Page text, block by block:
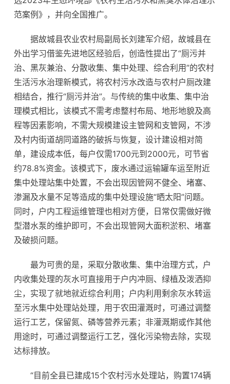
范案例》，并向全国推广。
据故城县农业农村局副局长刘建军介绍，故城县在
外出学习借鉴先进地区经验后，创造性提出了“厕污并
治、黑灰兼治、分散收集、集中处理、综合利用”的农村
生活污水治理新模式，将农村污水改造与农村户厕改建
相结合，推行“厕污并治”。与传统的集中收集、集中治
理模式相比，该模式不需考虑整村布局、地形地貌及高
程等因素影响，不需大规模建设主管网和支管网，不涉
及村内街道胡同道路的破拆与恢复，设计建设相对简
单，建设成本低，每户仅需1700元到2000元，可节省
约78.8%资金。该模式下，废水通过运输罐车运至附近
集中处理站集中处置，不会出现因管网不健全、堵塞、
渗漏及水量不足等造成的集中处理设施“晒太阳”问题。
同时，户内工程运维管理也相对方便，日常仅需做好微
型潜水泵的维护即可，不会出现管网大面积淤积、堵塞
及破损问题。
最为可贵的是，采取分散收集、集中治理方式，户
内收集处理的灰水可直接用于户内冲厕、绿植及泼洒抑
尘，实现了就地就近综合利用；户内利用剩余灰水转运
至污水集中处理站处理，用于农田灌溉时，可通过调整
运行工艺，保留氮、磷等营养元素；非灌溉期或作其他
用途时，可通过调整运行工艺，强化污染物去除，实现
达标排放。
“目前全县已建成15个农村污水处理站，购置174辆